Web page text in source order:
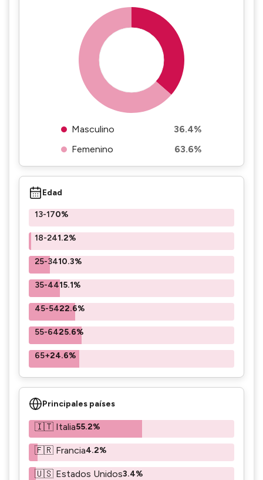
Masculino
36.4%
Femenino
63.6%
Edad
13-170%
18-241.2%
25-3410.3%
35-4415.1%
45-5422.6%
55-6425.6%
65+24.6%
Principales países
🇮🇹 Italia55.2%
🇫🇷 Francia4.2%
🇺🇸 Estados Unidos3.4%